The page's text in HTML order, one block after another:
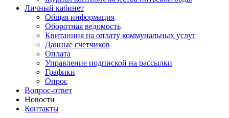
Личный кабинет
Общая информация
Оборотная ведомость
Квитанция на оплату коммунальных услуг
Данные счетчиков
Оплата
Управление подпиской на рассылки
Графики
Опрос
Вопрос-ответ
Новости
Контакты